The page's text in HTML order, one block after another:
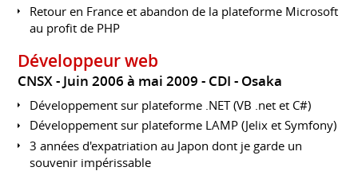
Retour en France et abandon de la plateforme Microsoft
au profit de PHP
Développeur web
CNSX Juin 2006 à mai 2009 CDI Osaka
Développement sur plateforme .NET (VB .net et C#)
Développement sur plateforme LAMP (Jelix et Symfony)
3 années d'expatriation au Japon dont je garde un
souvenir impérissable